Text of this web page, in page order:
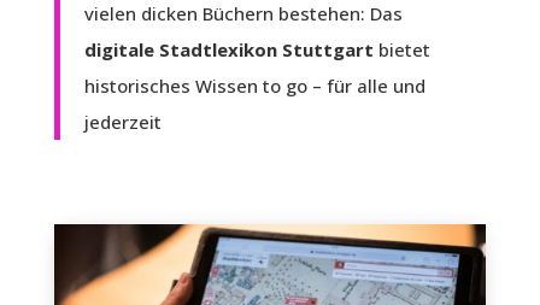
vielen dicken Büchern bestehen: Das
digitale Stadtlexikon Stuttgart bietet
historisches Wissen to go – für alle und
jederzeit